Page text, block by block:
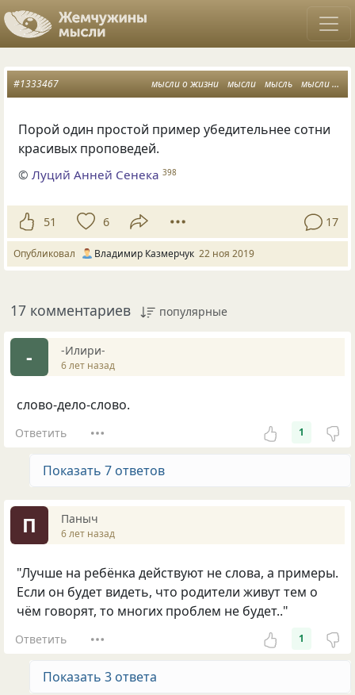
мысли о жизни мысли мысль мысли вслух
#1333467
Порой один простой пример убедительнее сотни
красивых проповедей.
©Луций Анней Сенека 398
51 6 17
Опубликовал Владимир Казмерчук 22 ноя 2019
17 комментариев популярные
- -Илири-
6 лет назад
слово-дело-слово.
Ответить 1
Показать 7 ответов
П Паныч
6 лет назад
"Лучше на ребёнка действуют не слова, а примеры.
Если он будет видеть, что родители живут тем о
чём говорят, то многих проблем не будет.."
Ответить 1
Показать 3 ответа